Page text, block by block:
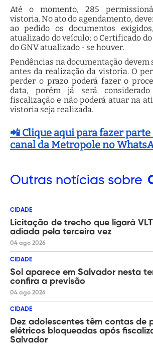
Até o momento, 285
vistoria. No ato do agendamento,
ao pedido os documentos
atualizado do veículo; o Certificado do
do GNV atualizado - se houver.
Pendências na documentação devem
antes da realização da vistoria. O
perder o prazo poderá fazer o
data, porém já será
fiscalização e não poderá atuar na
vistoria seja realizada.
📲 Clique aqui para fazer
canal da Metropole no
Outras notícias sobre
CIDADE
Licitação de trecho que ligará
adiada pela terceira vez
04 ago 2026
CIDADE
Sol aparece em Salvador nesta
confira a previsão
04 ago 2026
CIDADE
Dez adolescentes têm contas de
elétricos bloqueadas após
Salvador